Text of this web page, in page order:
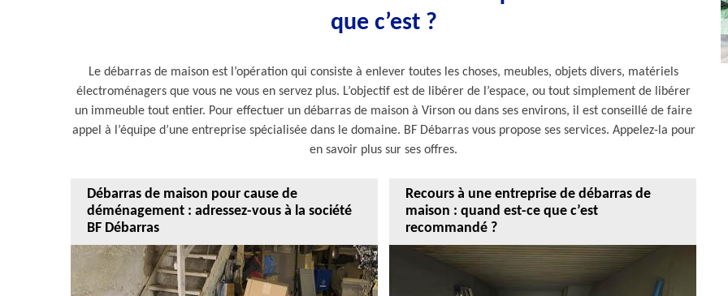
que c’est ?
Le débarras de maison est l’opération qui consiste à enlever toutes les choses, meubles, objets divers, matériels
électroménagers que vous ne vous en servez plus. L’objectif est de libérer de l’espace, ou tout simplement de libérer
un immeuble tout entier. Pour effectuer un débarras de maison à Virson ou dans ses environs, il est conseillé de faire
appel à l’équipe d’une entreprise spécialisée dans le domaine. BF Débarras vous propose ses services. Appelez-la pour
en savoir plus sur ses offres.
Débarras de maison pour cause de
déménagement : adressez-vous à la société
BF Débarras
Recours à une entreprise de débarras de
maison : quand est-ce que c’est
recommandé ?